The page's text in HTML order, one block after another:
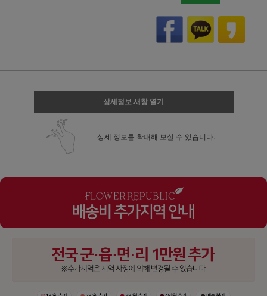
상세정보 새창 열기
상세 정보를 확대해 보실 수 있습니다.